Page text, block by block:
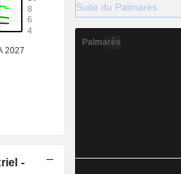
-
Suite du Palmarès
Palmarès